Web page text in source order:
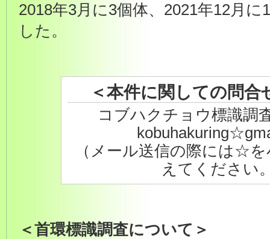
2018年3月に3個体、2021年12月
した。
＜本件に関しての問合
コブハクチョウ標識
（メール送信の際には☆
えてください
＜首環標識調査について＞